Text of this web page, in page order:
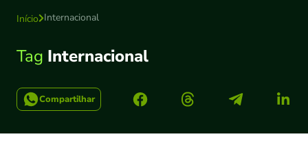
Início Internacional
Tag Internacional
Compartilhar